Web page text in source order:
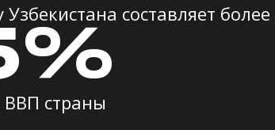
составляет более
страны